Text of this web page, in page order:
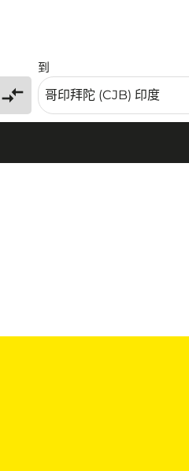
compare_arrows
到